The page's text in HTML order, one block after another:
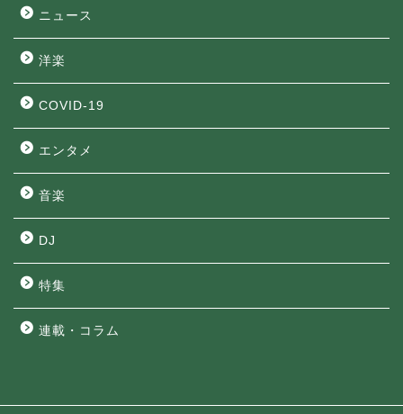
ニュース
洋楽
COVID-19
エンタメ
音楽
DJ
特集
連載・コラム